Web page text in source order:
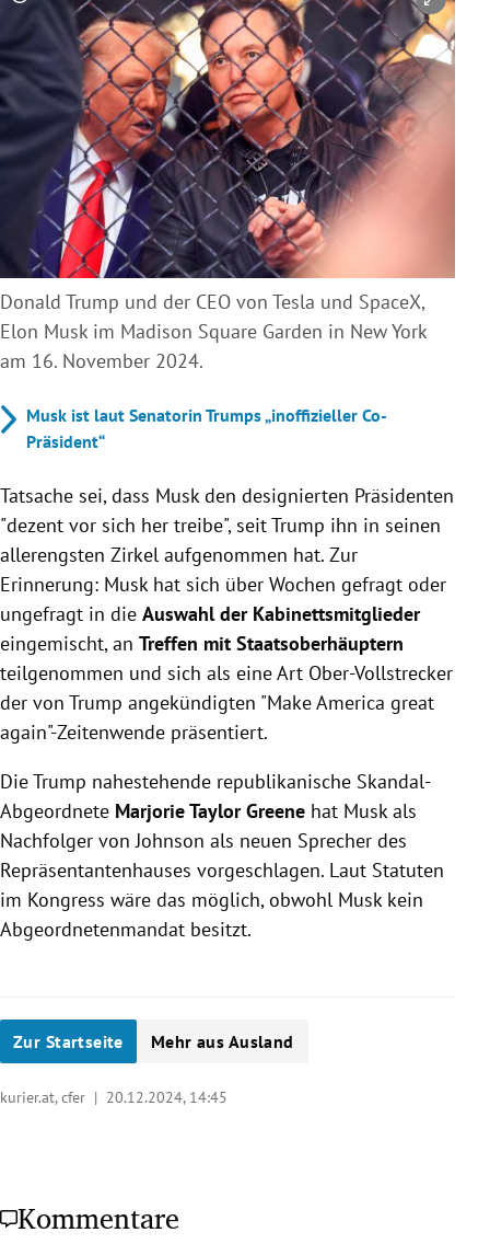
Copyright-Hinweis öffnen/schließen
Donald Trump und der CEO von Tesla und SpaceX,
Elon Musk im Madison Square Garden in New York
am 16. November 2024.
Musk ist laut Senatorin Trumps „inoffizieller Co-
Präsident“
Tatsache sei, dass Musk den designierten Präsidenten
"dezent vor sich her treibe", seit Trump ihn in seinen
allerengsten Zirkel aufgenommen hat. Zur
Erinnerung: Musk hat sich über Wochen gefragt oder
ungefragt in die Auswahl der Kabinettsmitglieder
eingemischt, an Treffen mit Staatsoberhäuptern
teilgenommen und sich als eine Art Ober-Vollstrecker
der von Trump angekündigten "Make America great
again"-Zeitenwende präsentiert.
Die Trump nahestehende republikanische Skandal-
Abgeordnete Marjorie Taylor Greene hat Musk als
Nachfolger von Johnson als neuen Sprecher des
Repräsentantenhauses vorgeschlagen. Laut Statuten
im Kongress wäre das möglich, obwohl Musk kein
Abgeordnetenmandat besitzt.
Zur Startseite Mehr aus Ausland
kurier.at, cfer | 20.12.2024, 14:45
Kommentare